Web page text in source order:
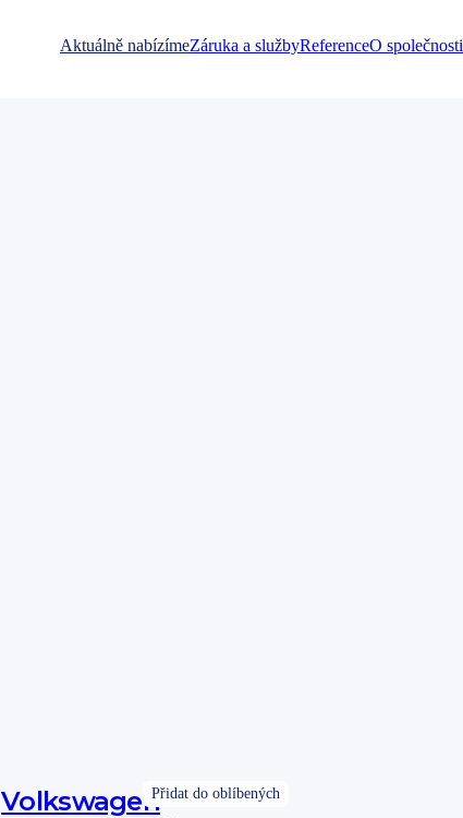
Aktuálně nabízímeZáruka a službyReferenceO společnosti
Volkswagen